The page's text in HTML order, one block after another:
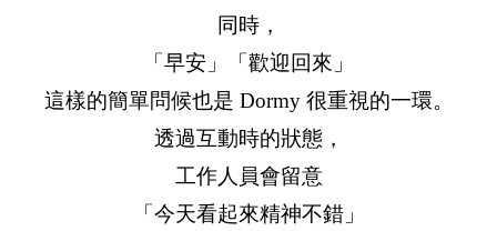
同時，
「早安」「歡迎回來」
這樣的簡單問候也是 Dormy 很重視的一環。
透過互動時的狀態，
工作人員會留意
「今天看起來精神不錯」